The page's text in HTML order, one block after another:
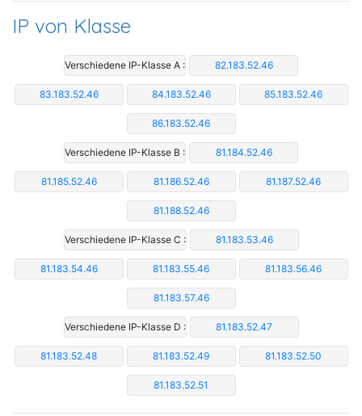
IP von Klasse
Verschiedene IP-Klasse A : 82.183.52.46
83.183.52.46 84.183.52.46 85.183.52.46
86.183.52.46
Verschiedene IP-Klasse B : 81.184.52.46
81.185.52.46 81.186.52.46 81.187.52.46
81.188.52.46
Verschiedene IP-Klasse C : 81.183.53.46
81.183.54.46 81.183.55.46 81.183.56.46
81.183.57.46
Verschiedene IP-Klasse D : 81.183.52.47
81.183.52.48 81.183.52.49 81.183.52.50
81.183.52.51